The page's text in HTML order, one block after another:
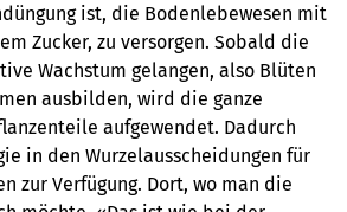
ist, die Bodenlebewesen mit
Zucker, zu versorgen. Sobald die
Wachstum gelangen, also Blüten
ausbilden, wird die ganze
aufgewendet. Dadurch
in den Wurzelausscheidungen für
zur Verfügung. Dort, wo man die